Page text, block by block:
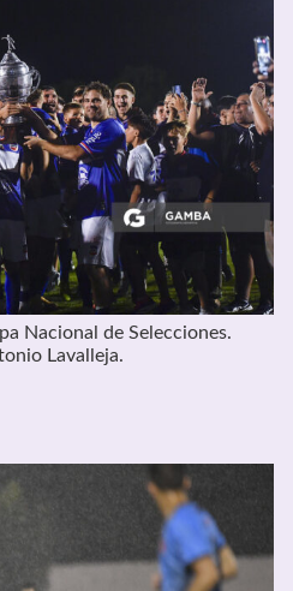
Nacional de Selecciones.
Lavalleja.